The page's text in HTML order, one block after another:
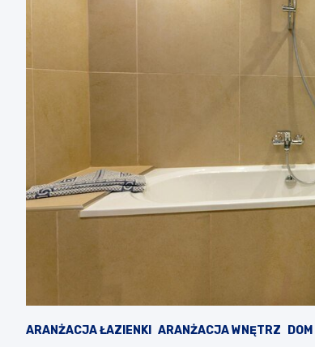
ARANŻACJA ŁAZIENKI ARANŻACJA WNĘTRZ DOM